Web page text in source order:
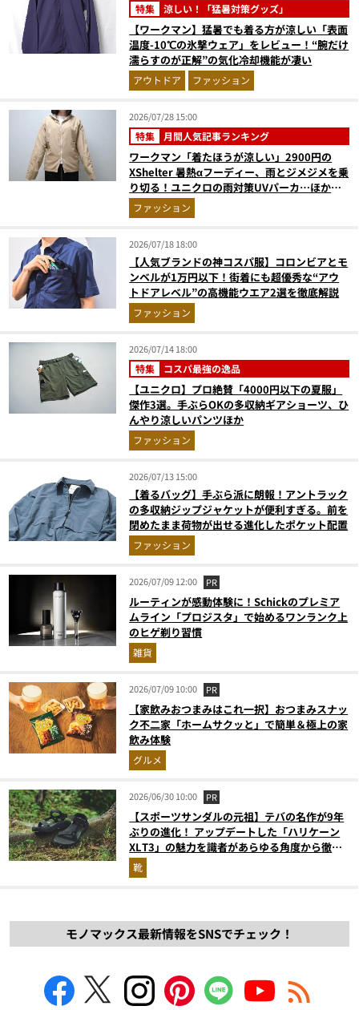
特集 涼しい！「猛暑対策グッズ」
【ワークマン】猛暑でも着る方が涼しい「表面
温度-10℃の氷撃ウェア」をレビュー！“腕だけ
濡らすのが正解”の気化冷却機能が凄い
アウトドア ファッション
2026/07/28 15:00
特集 月間人気記事ランキング
ワークマン「着たほうが涼しい」2900円の
XShelter 暑熱αフーディー、雨とジメジメを乗
り切る！ユニクロの雨対策UVパーカ…ほか
【アウターの人気記事ランキングベスト3】
（2026年6月版）
ファッション
2026/07/18 18:00
【人気ブランドの神コスパ服】コロンビアとモ
ンベルが1万円以下！街着にも超優秀な“アウ
トドアレベル”の高機能ウエア2選を徹底解説
ファッション
2026/07/14 18:00
特集 コスパ最強の逸品
【ユニクロ】プロ絶賛「4000円以下の夏服」
傑作3選。手ぶらOKの多収納ギアショーツ、ひ
んやり涼しいパンツほか
ファッション
2026/07/13 15:00
【着るバッグ】手ぶら派に朗報！アントラック
の多収納ジップジャケットが便利すぎる。前を
閉めたまま荷物が出せる進化したポケット配置
ファッション
2026/07/09 12:00 PR
ルーティンが感動体験に！Schickのプレミア
ムライン「プロジスタ」で始めるワンランク上
のヒゲ剃り習慣
雑貨
2026/07/09 10:00 PR
【家飲みおつまみはこれ一択】おつまみスナッ
ク不二家「ホームサクッと」で簡単＆極上の家
飲み体験
グルメ
2026/06/30 10:00 PR
【スポーツサンダルの元祖】テバの名作が9年
ぶりの進化！ アップデートした「ハリケーン
XLT3」の魅力を識者があらゆる角度から徹底
解説！
靴
モノマックス最新情報をSNSでチェック！